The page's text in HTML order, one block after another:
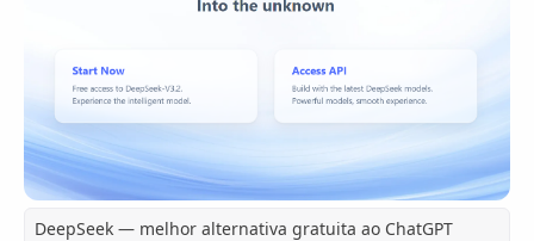
DeepSeek — melhor alternativa gratuita ao ChatGPT